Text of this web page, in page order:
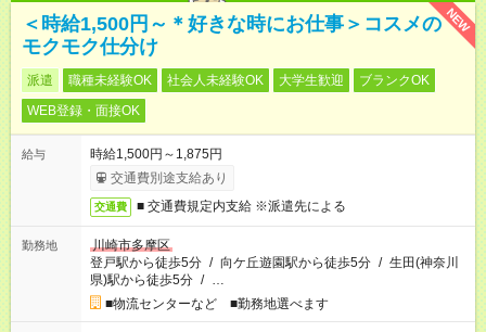
NEW
＜時給1,500円～＊好きな時にお仕事＞コスメの
モクモク仕分け
派遣 職種未経験OK 社会人未経験OK 大学生歓迎
ブランクOK
WEB登録・面接OK
給与
時給1,500円～1,875円
交通費別途支給あり
交通費 ■ 交通費規定内支給 ※派遣先による
勤務地
川崎市多摩区
登戸駅から徒歩5分 / 向ケ丘遊園駅から徒歩5分 / 生田(神奈川
県)駅から徒歩5分 / …
■物流センターなど ■勤務地選べます